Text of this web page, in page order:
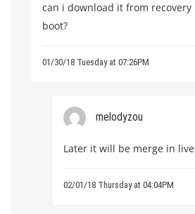
can i download it from
boot?
01/30/18 Tuesday at 07:26PM
melodyzou
Later it will be merge in
02/01/18 Thursday at 04:04PM